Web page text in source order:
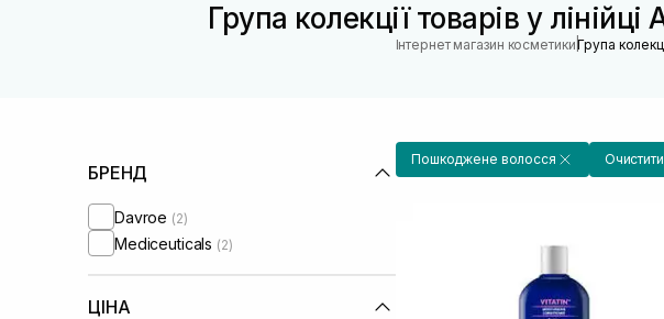
Група колекції товарів у
Інтернет магазин косметики |Група
БРЕНД
Davroe (2)
Mediceuticals (2)
ЦІНА
Пошкоджене волосся Очистити